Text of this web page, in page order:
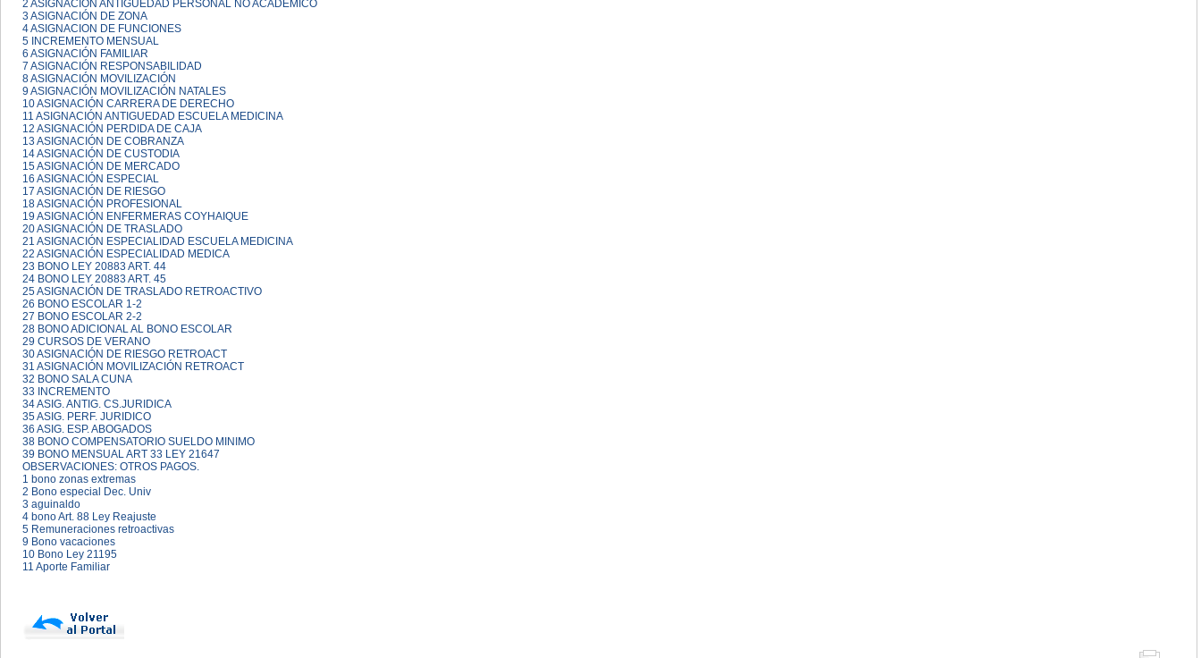
2 ASIGNACIÓN ANTIGÜEDAD PERSONAL NO ACADÉMICO
3 ASIGNACIÓN DE ZONA
4 ASIGNACION DE FUNCIONES
5 INCREMENTO MENSUAL
6 ASIGNACIÓN FAMILIAR
7 ASIGNACIÓN RESPONSABILIDAD
8 ASIGNACIÓN MOVILIZACIÓN
9 ASIGNACIÓN MOVILIZACIÓN NATALES
10 ASIGNACIÓN CARRERA DE DERECHO
11 ASIGNACIÓN ANTIGUEDAD ESCUELA MEDICINA
12 ASIGNACIÓN PERDIDA DE CAJA
13 ASIGNACIÓN DE COBRANZA
14 ASIGNACIÓN DE CUSTODIA
15 ASIGNACIÓN DE MERCADO
16 ASIGNACIÓN ESPECIAL
17 ASIGNACIÓN DE RIESGO
18 ASIGNACIÓN PROFESIONAL
19 ASIGNACIÓN ENFERMERAS COYHAIQUE
20 ASIGNACIÓN DE TRASLADO
21 ASIGNACIÓN ESPECIALIDAD ESCUELA MEDICINA
22 ASIGNACIÓN ESPECIALIDAD MEDICA
23 BONO LEY 20883 ART. 44
24 BONO LEY 20883 ART. 45
25 ASIGNACIÓN DE TRASLADO RETROACTIVO
26 BONO ESCOLAR 1-2
27 BONO ESCOLAR 2-2
28 BONO ADICIONAL AL BONO ESCOLAR
29 CURSOS DE VERANO
30 ASIGNACIÓN DE RIESGO RETROACT
31 ASIGNACIÓN MOVILIZACIÓN RETROACT
32 BONO SALA CUNA
33 INCREMENTO
34 ASIG. ANTIG. CS.JURIDICA
35 ASIG. PERF. JURIDICO
36 ASIG. ESP. ABOGADOS
38 BONO COMPENSATORIO SUELDO MINIMO
39 BONO MENSUAL ART 33 LEY 21647
OBSERVACIONES: OTROS PAGOS.
1 bono zonas extremas
2 Bono especial Dec. Univ
3 aguinaldo
4 bono Art. 88 Ley Reajuste
5 Remuneraciones retroactivas
9 Bono vacaciones
10 Bono Ley 21195
11 Aporte Familiar